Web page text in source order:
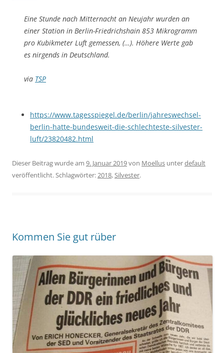
Eine Stunde nach Mitternacht an Neujahr wurden an
einer Station in Berlin-Friedrichshain 853 Mikrogramm
pro Kubikmeter Luft gemessen, (…). Höhere Werte gab
es nirgends in Deutschland.
via TSP
https://www.tagesspiegel.de/berlin/jahreswechsel-
berlin-hatte-bundesweit-die-schlechteste-silvester-
luft/23820482.html
Dieser Beitrag wurde am 9. Januar 2019von Moellus unterdefault
veröffentlicht. Schlagwörter:2018,Silvester.
Kommen Sie gut rüber